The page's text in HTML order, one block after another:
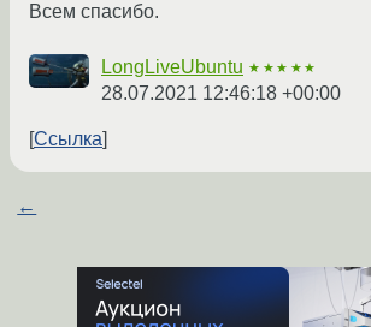
Всем спасибо.
LongLiveUbuntu ★★★★★
28.07.2021 12:46:18 +00:00
Ссылка
←